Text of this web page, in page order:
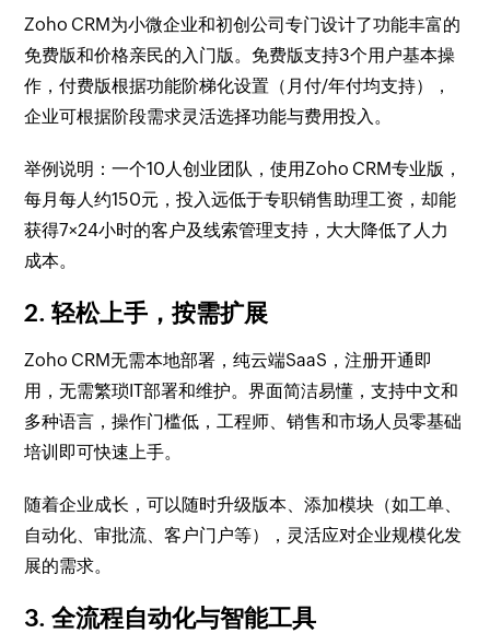
Zoho CRM为小微企业和初创公司专门设计了功能丰富的
免费版和价格亲民的入门版。免费版支持3个用户基本操
作，付费版根据功能阶梯化设置（月付/年付均支持），
企业可根据阶段需求灵活选择功能与费用投入。
举例说明：一个10人创业团队，使用Zoho CRM专业版，
每月每人约150元，投入远低于专职销售助理工资，却能
获得7×24小时的客户及线索管理支持，大大降低了人力
成本。
2. 轻松上手，按需扩展
Zoho CRM无需本地部署，纯云端SaaS，注册开通即
用，无需繁琐IT部署和维护。界面简洁易懂，支持中文和
多种语言，操作门槛低，工程师、销售和市场人员零基础
培训即可快速上手。
随着企业成长，可以随时升级版本、添加模块（如工单、
自动化、审批流、客户门户等），灵活应对企业规模化发
展的需求。
3. 全流程自动化与智能工具